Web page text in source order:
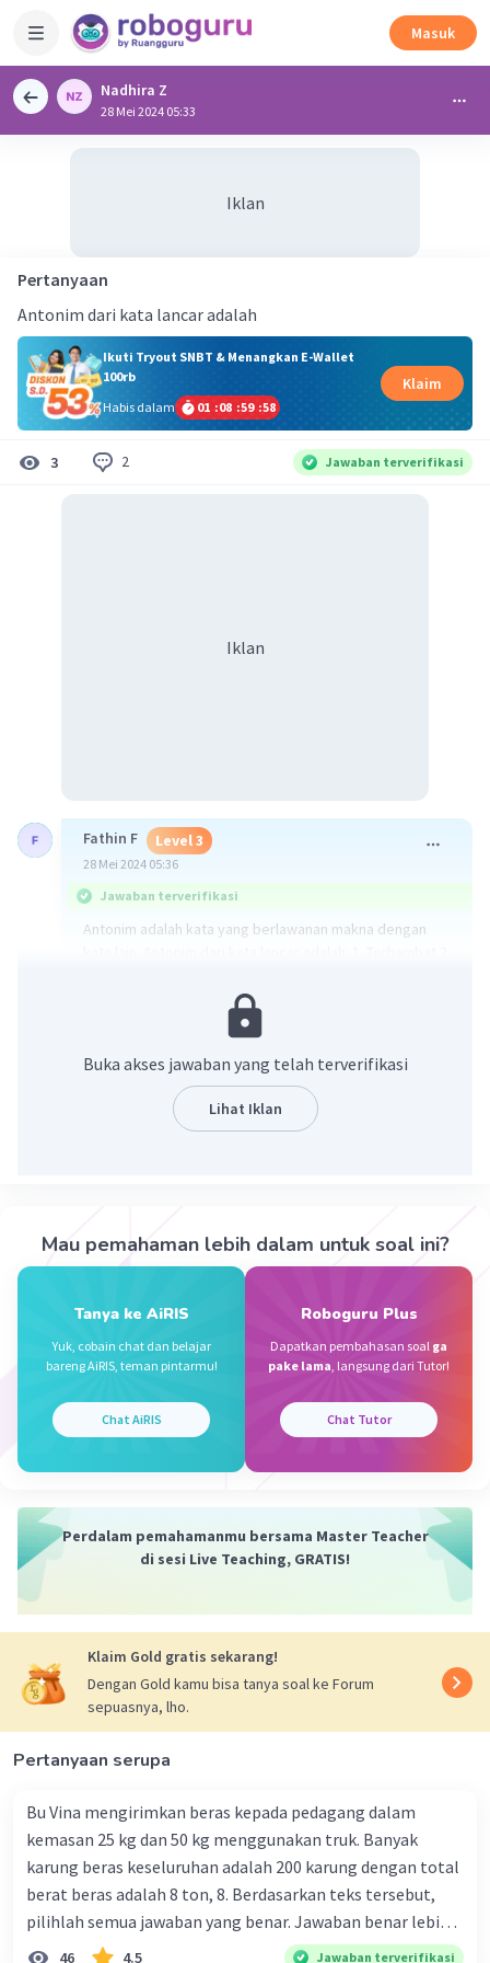
Masuk
Nadhira Z
28 Mei 2024 05:33
Iklan
Pertanyaan
Antonim dari kata lancar adalah
Ikuti Tryout SNBT & Menangkan E-Wallet
100rb
Habis dalam
01 :08 :59 :58
Klaim
3 2 Jawaban terverifikasi
Iklan
Fathin F Level 3
28 Mei 2024 05:36
Jawaban terverifikasi
Antonim adalah kata yang berlawanan makna dengan
Nadhira Z Level 35
28 Mei 2024 05:37
Terima kasih🙏🏻
28 Mei 2024 07:16
Antonim lancar adalah 1) longgar; 2) bopeng; susah;
gagap;; ceroboh, diam;
Beri Rating·0.0( Balas
Buka akses jawaban yang telah terverifikasi
Lihat Iklan
Mau pemahaman lebih dalam untuk soal ini?
Tanya ke AiRIS
Yuk, cobain chat dan belajar
bareng AiRIS, teman pintarmu!
Chat AiRIS
Roboguru Plus
Dapatkan pembahasan soal ga
pake lama, langsung dari Tutor!
Chat Tutor
Perdalam pemahamanmu bersama Master Teacher
di sesi Live Teaching, GRATIS!
Klaim Gold gratis sekarang!
Dengan Gold kamu bisa tanya soal ke Forum
sepuasnya, lho.
Pertanyaan serupa
Bu Vina mengirimkan beras kepada pedagang dalam
kemasan 25 kg dan 50 kg menggunakan truk. Banyak
karung beras keseluruhan adalah 200 karung dengan total
berat beras adalah 8 ton, 8. Berdasarkan teks tersebut,
pilihlah semua jawaban yang benar. Jawaban benar lebih
dari satu. Banyak karung beras kemasan 25 kg adalah 50
46 4.5 Jawaban terverifikasi